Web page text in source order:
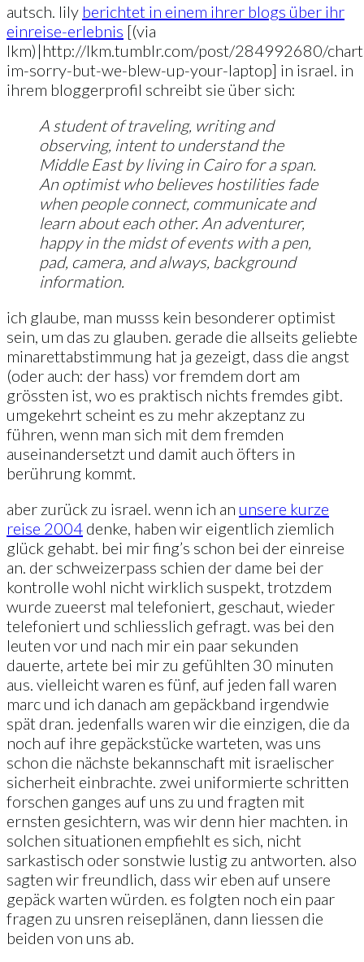
autsch. lily berichtet in einem ihrer blogs über ihr
einreise-erlebnis [(via
lkm)|http://lkm.tumblr.com/post/284992680/
im-sorry-but-we-blew-up-your-laptop] in israel. in
ihrem bloggerprofil schreibt sie über sich:
A student of traveling, writing and
observing, intent to understand the
Middle East by living in Cairo for a span.
An optimist who believes hostilities fade
when people connect, communicate and
learn about each other. An adventurer,
happy in the midst of events with a pen,
pad, camera, and always, background
information.
ich glaube, man musss kein besonderer optimist
sein, um das zu glauben. gerade die allseits geliebte
minarettabstimmung hat ja gezeigt, dass die angst
(oder auch: der hass) vor fremdem dort am
grössten ist, wo es praktisch nichts fremdes gibt.
umgekehrt scheint es zu mehr akzeptanz zu
führen, wenn man sich mit dem fremden
auseinandersetzt und damit auch öfters in
berührung kommt.
aber zurück zu israel. wenn ich an unsere kurze
reise 2004 denke, haben wir eigentlich ziemlich
glück gehabt. bei mir fing’s schon bei der einreise
an. der schweizerpass schien der dame bei der
kontrolle wohl nicht wirklich suspekt, trotzdem
wurde zueerst mal telefoniert, geschaut, wieder
telefoniert und schliesslich gefragt. was bei den
leuten vor und nach mir ein paar sekunden
dauerte, artete bei mir zu gefühlten 30 minuten
aus. vielleicht waren es fünf, auf jeden fall waren
marc und ich danach am gepäckband irgendwie
spät dran. jedenfalls waren wir die einzigen, die da
noch auf ihre gepäckstücke warteten, was uns
schon die nächste bekannschaft mit israelischer
sicherheit einbrachte. zwei uniformierte schritten
forschen ganges auf uns zu und fragten mit
ernsten gesichtern, was wir denn hier machten. in
solchen situationen empfiehlt es sich, nicht
sarkastisch oder sonstwie lustig zu antworten. also
sagten wir freundlich, dass wir eben auf unsere
gepäck warten würden. es folgten noch ein paar
fragen zu unsren reiseplänen, dann liessen die
beiden von uns ab.